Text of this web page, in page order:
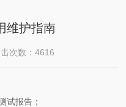
维护指南
击次数：4616
试报告；